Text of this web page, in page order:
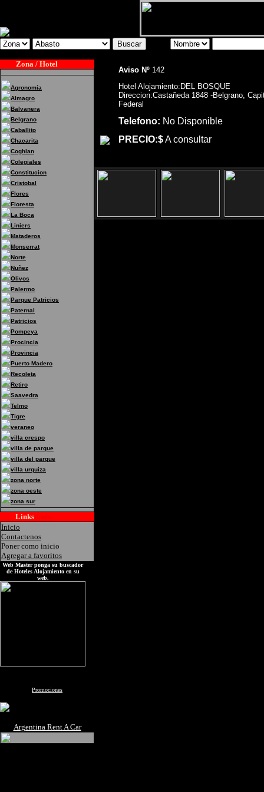
Zona / Hotel
Agronomía
Almagro
Balvanera
Belgrano
Caballito
Chacarita
Coghlan
Colegiales
Constitucion
Cristobal
Flores
Floresta
La Boca
Liniers
Mataderos
Monserrat
Norte
Nuñez
Olivos
Palermo
Parque Patricios
Paternal
Patricios
Pompeya
Procincia
Provincia
Puerto Madero
Recoleta
Retiro
Saavedra
Telmo
Tigre
veraneo
villa crespo
villa de parque
villa del parque
villa urquiza
zona norte
zona oeste
zona sur
Links
Inicio
Contactenos
Poner como inicio
Agregar a favoritos
Web Master ponga su buscador
de Hoteles Alojamiento en su
web.
Promociones
Argentina Rent A Car
Aviso Nº 142
Hotel Alojamiento:DEL BOSQUE
Direccion:Castañeda 1848 -Belgrano,
Federal
Telefono: No Disponible
PRECIO:$A consultar